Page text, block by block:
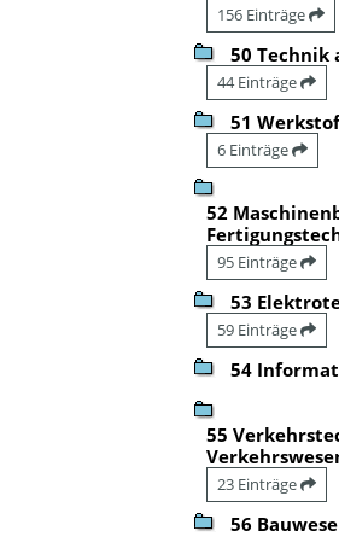
156 Einträge
50 Technik
44 Einträge
51
6 Einträge
52
95 Einträge
53
59 Einträge
54
55
23 Einträge
56